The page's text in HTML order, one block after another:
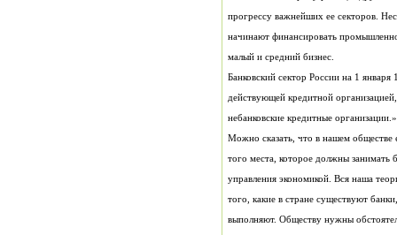
малый и средний бизнес.
небанковские кредитные организации.»